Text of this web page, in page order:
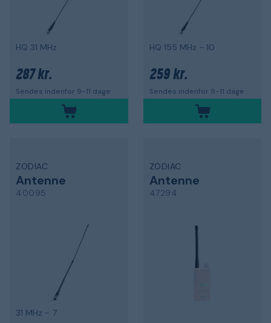
HQ 31 MHz
287 kr.
Sendes indenfor 9-11 dage
HQ 155 MHz - 10
259 kr.
Sendes indenfor 9-11 dage
ZODIAC
Antenne
40095
31 MHz - 7
ZODIAC
Antenne
47294